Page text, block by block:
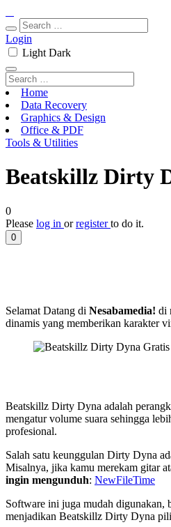
Login
Light Dark
Home
Data Recovery
Graphics & Design
Office & PDF
Tools & Utilities
Beatskillz Dirty
0
Please log in orregisterto do it.
0
Selamat Datang di Nesabamedia! di
dinamis yang memberikan karakter
Beatskillz Dirty Dyna adalah
mengatur volume suara sehingga
profesional.
Salah satu keunggulan Dirty Dyna
Misalnya, jika kamu merekam gitar
ingin mengunduh: NewFileTime
Software ini juga mudah digunakan,
menjadikan Beatskillz Dirty Dyna